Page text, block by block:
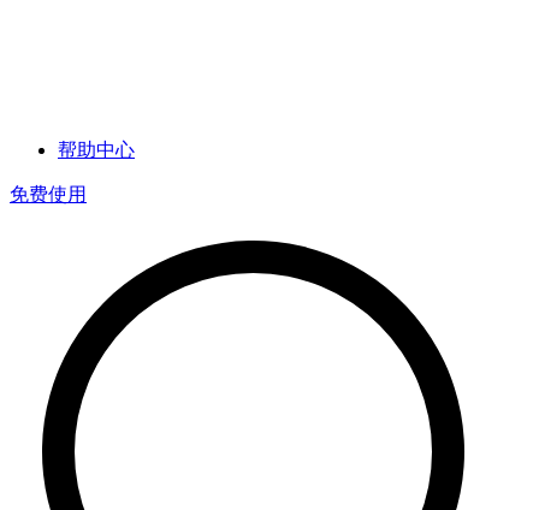
帮助中心
免费使用